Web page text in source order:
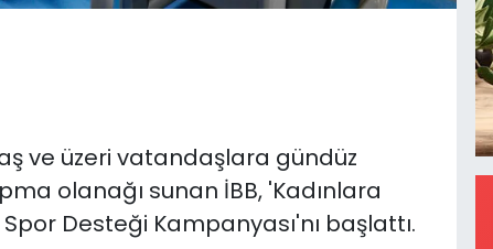
ve üzeri vatandaşlara gündüz
olanağı sunan İBB, 'Kadınlara
Desteği Kampanyası'nı başlattı.